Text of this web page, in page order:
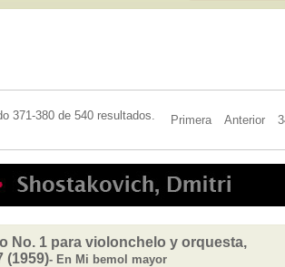
371-380 de 540 resultados. Primera Anterior
No. 1 para violonchelo y orquesta,
(1959)- En Mi bemol mayor